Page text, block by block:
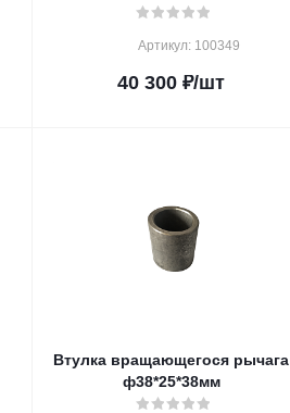
Артикул: 100349
40 300 ₽/шт
Втулка вращающегося рычага
ф38*25*38мм